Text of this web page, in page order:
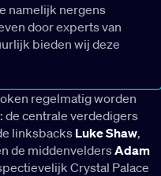
namelijk nergens
door experts van
bieden wij deze
regelmatig worden
de centrale verdedigers
linksbacks Luke Shaw,
de middenveldersAdam
Crystal Palace